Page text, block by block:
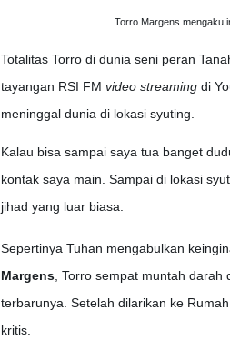
Torro Margens mengaku
Totalitas Torro di dunia seni peran
tayangan RSI FM video streamingdi
meninggal dunia di lokasi syuting.
Kalau bisa sampai saya tua banget
kontak saya main. Sampai di lokasi
jihad yang luar biasa.
Sepertinya Tuhan mengabulkan
Margens, Torro sempat muntah darah
terbarunya. Setelah dilarikan ke
kritis.